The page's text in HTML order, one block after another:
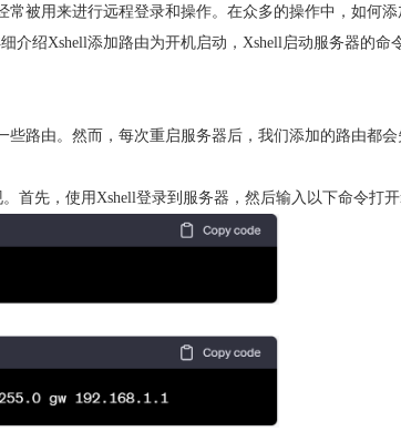
常被用来进行远程登录和操作。在众多的操作中，如何
绍Xshell添加路由为开机启动，Xshell启动服务器的命
路由。然而，每次重启服务器后，我们添加的路由都
首先，使用Xshell登录到服务器，然后输入以下命令打开